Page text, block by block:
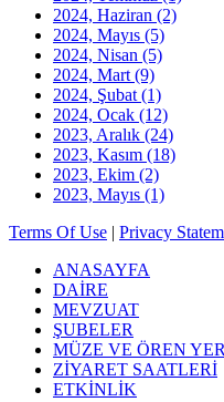
2024, Haziran (2)
2024, Mayıs (5)
2024, Nisan (5)
2024, Mart (9)
2024, Şubat (1)
2024, Ocak (12)
2023, Aralık (24)
2023, Kasım (18)
2023, Ekim (2)
2023, Mayıs (1)
Terms Of Use | Privacy
ANASAYFA
DAİRE
MEVZUAT
ŞUBELER
MÜZE VE ÖREN
ZİYARET SAATLERİ
ETKİNLİK